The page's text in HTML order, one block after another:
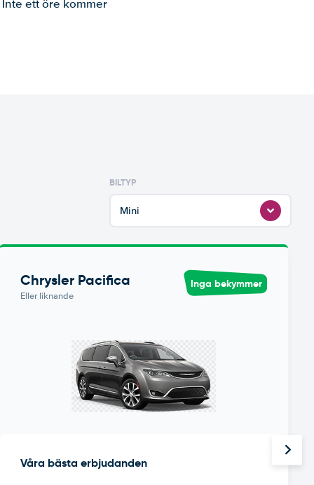
ett öre kommer
BILTYP
Mini
Chrysler Pacifica
Eller liknande
Inga bekymmer
Våra bästa erbjudanden